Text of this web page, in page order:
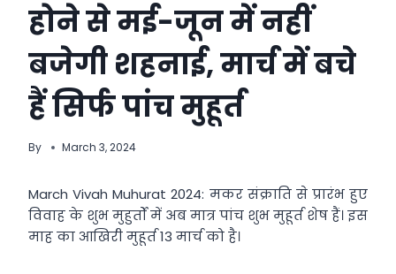
होने से मई-जून में नहीं
बजेगी शहनाई, मार्च में बचे
हैं सिर्फ पांच मुहूर्त
By March 3, 2024
March Vivah Muhurat 2024: मकर संक्राति से प्रारंभ हुए
विवाह के शुभ मुहुर्तों में अब मात्र पांच शुभ मुहूर्त शेष हैं। इस
माह का आखिरी मुहूर्त 13 मार्च को है।